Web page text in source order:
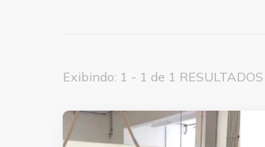
Exibindo: 1 - 1 de 1 RESULTADOS